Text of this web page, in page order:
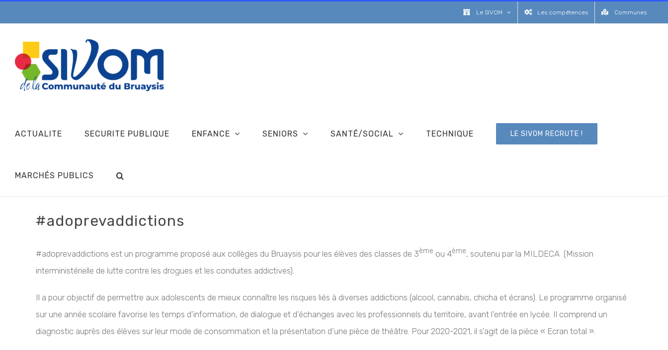
au
contenu
Le SIVOM Les compétences Communes
ACTUALITE SECURITE PUBLIQUE ENFANCE SENIORS SANTÉ/SOCIAL TECHNIQUE LE SIVOM RECRUTE !
MARCHÉS PUBLICS
#adoprevaddictions
#adoprevaddictions est un programme proposé aux collèges du Bruaysis pour les élèves des classes de 3ème ou 4ème, soutenu par la MILDECA (Mission
interministérielle de lutte contre les drogues et les conduites addictives).
Il a pour objectif de permettre aux adolescents de mieux connaître les risques liés à diverses addictions (alcool, cannabis, chicha et écrans). Le programme organisé
sur une année scolaire favorise les temps d’information, de dialogue et d’échanges avec les professionnels du territoire, avant l’entrée en lycée. Il comprend un
diagnostic auprès des élèves sur leur mode de consommation et la présentation d’une pièce de théâtre. Pour 2020-2021, il s’agit de la pièce « Ecran total ».